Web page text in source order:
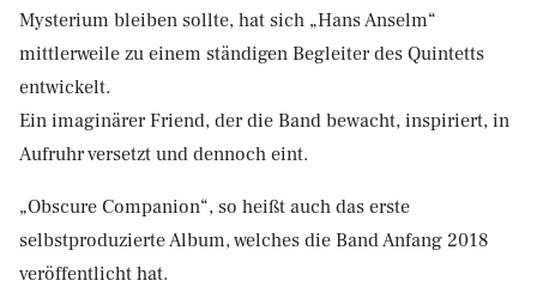
Mysterium bleiben sollte, hat sich „Hans Anselm“
mittlerweile zu einem ständigen Begleiter des Quintetts
entwickelt.
Ein imaginärer Friend, der die Band bewacht, inspiriert, in
Aufruhr versetzt und dennoch eint.
„Obscure Companion“, so heißt auch das erste
selbstproduzierte Album, welches die Band Anfang 2018
veröffentlicht hat.